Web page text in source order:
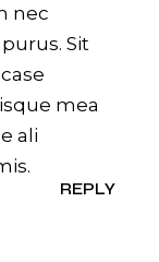
nec
Sit
mea
ali
REPLY